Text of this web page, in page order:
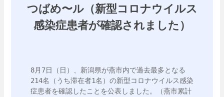
つばめ〜ル（新型コロナウイルス
感染症患者が確認されました）
8月7日（日）、新潟県が燕市内で過去最多となる
214名（うち滞在者1名）の新型コロナウイルス感染
症患者を確認したことを公表しました。（燕市累計